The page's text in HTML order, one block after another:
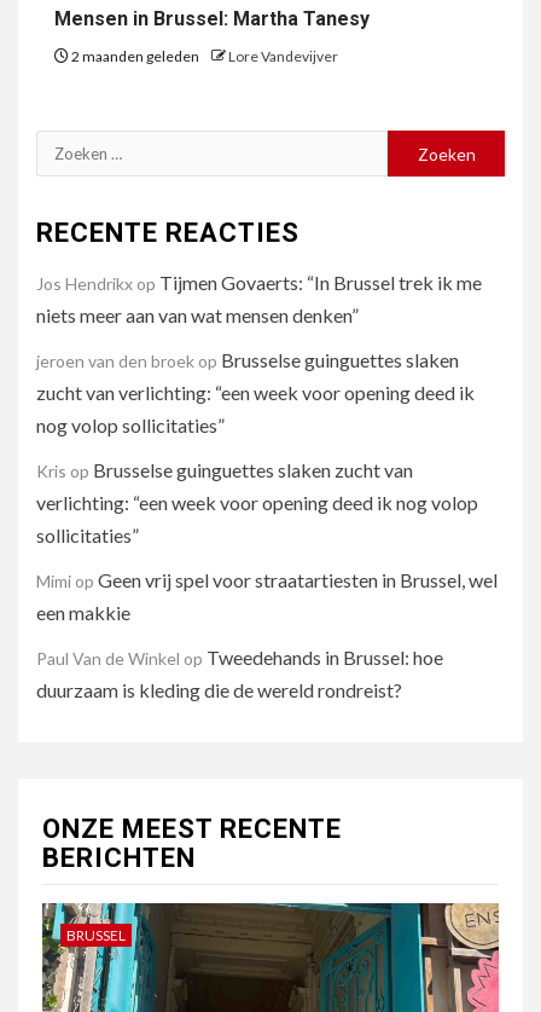
Mensen in Brussel: Martha Tanesy
2 maanden geleden Lore Vandevijver
Zoeken
naar:
RECENTE REACTIES
Jos Hendrikx op Tijmen Govaerts: “In Brussel trek ik me
niets meer aan van wat mensen denken”
jeroen van den broek op Brusselse guinguettes slaken
zucht van verlichting: “een week voor opening deed ik
nog volop sollicitaties”
Kris op Brusselse guinguettes slaken zucht van
verlichting: “een week voor opening deed ik nog volop
sollicitaties”
Mimi op Geen vrij spel voor straatartiesten in Brussel, wel
een makkie
Paul Van de Winkel op Tweedehands in Brussel: hoe
duurzaam is kleding die de wereld rondreist?
ONZE MEEST RECENTE
BERICHTEN
BRUSSEL